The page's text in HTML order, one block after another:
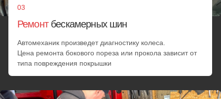
Установка запаски
Замена шин
от 25 минут от 3000 руб.
Переобувка